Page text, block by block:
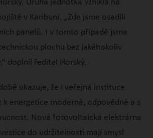
Druhá jednotka vznikla na
v Karibuni. „Zde jsme osadili
panelů. I v tomto případě jsme
plochu bez jakéhokoliv
doplnil ředitel Horský.
ukazuje, že i veřejná instituce
k energetice moderně, odpovědně a s
Nová fotovoltaická elektrárna
do udržitelnosti mají smysl